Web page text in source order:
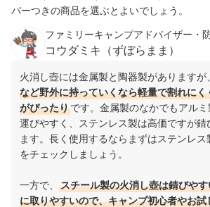
バーつきの商品を選ぶとよいでしょう。
ファミリーキャンプアドバイザー・
コウダミキ（ずぼらまま）
火消し壺には金属製と陶器製がありますが、
など野外に持っていくなら軽量で割れに
がぴったりです。金属製のなかでもアル
運びやすく、ステンレス製は高価ですが錆
ます。長く使用するならまずはステンレ
をチェックしましょう。
一方で、
スチール製の火消し壺は錆びや
に取りやすいので、キャンプ初心者やお